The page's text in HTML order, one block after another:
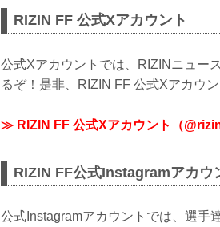
RIZIN FF 公式Xアカウント
公式Xアカウントでは、RIZINニュー
るぞ！是非、RIZIN FF 公式Xアカウ
≫ RIZIN FF 公式Xアカウント（
RIZIN FF公式Instagramアカウ
公式Instagramアカウントでは、選手